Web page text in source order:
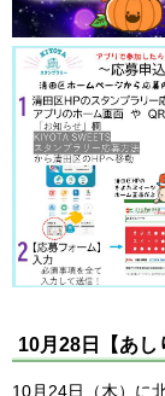
10月28日【あし
10月24日（木）に